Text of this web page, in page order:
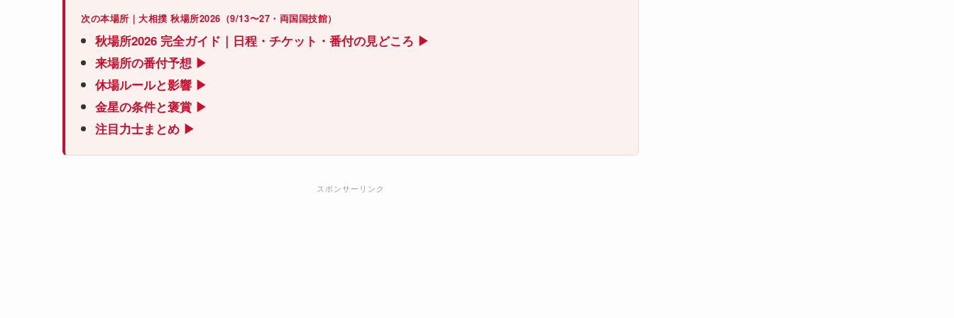
次の本場所｜大相撲 秋場所2026（9/13〜27・両国国技館）
秋場所2026 完全ガイド｜日程・チケット・番付の見どころ ▶
来場所の番付予想 ▶
休場ルールと影響 ▶
金星の条件と褒賞 ▶
注目力士まとめ ▶
スポンサーリンク